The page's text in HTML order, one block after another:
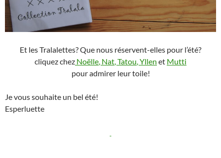
Et les Tralalettes? Que nous réservent-elles pour l’été?
cliquez chez Noëlle Nat Tatou Yllen et Mutti
pour admirer leur toile!
Je vous souhaite un bel été!
Esperluette